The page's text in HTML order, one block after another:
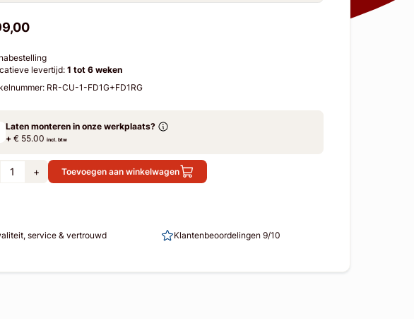
levertijd:1 tot 6 weken
RR-CU-1-FD1G+FD1RG
Laten monteren in onze werkplaats?
+€ 55.00 incl. btw
+ Toevoegen aan winkelwagen
service & vertrouwd Klantenbeoordelingen 9/10